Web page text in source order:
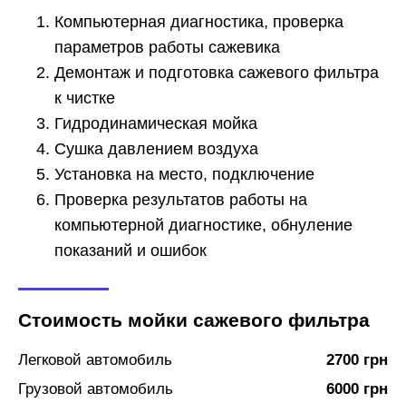
Компьютерная диагностика, проверка
параметров работы сажевика
Демонтаж и подготовка сажевого фильтра
к чистке
Гидродинамическая мойка
Сушка давлением воздуха
Установка на место, подключение
Проверка результатов работы на
компьютерной диагностике, обнуление
показаний и ошибок
Стоимость мойки сажевого фильтра
Легковой автомобиль
2700 грн
Грузовой автомобиль
6000 грн